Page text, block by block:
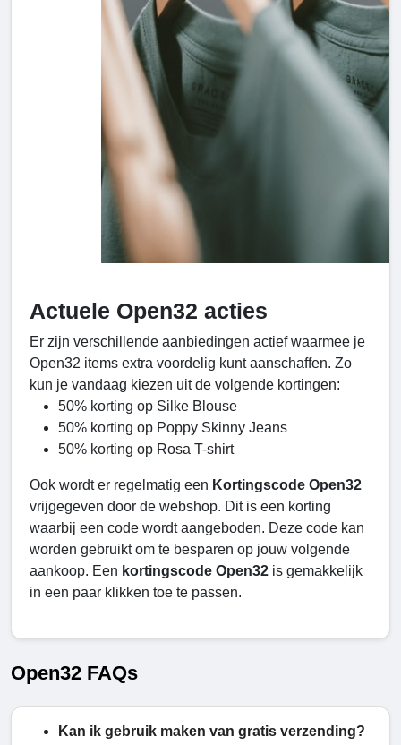
Actuele Open32 acties
Er zijn verschillende aanbiedingen actief waarmee je
Open32 items extra voordelig kunt aanschaffen. Zo
kun je vandaag kiezen uit de volgende kortingen:
50% korting op Silke Blouse
50% korting op Poppy Skinny Jeans
50% korting op Rosa T-shirt
Ook wordt er regelmatig een Kortingscode Open32
vrijgegeven door de webshop. Dit is een korting
waarbij een code wordt aangeboden. Deze code kan
worden gebruikt om te besparen op jouw volgende
aankoop. Een kortingscode Open32 is gemakkelijk
in een paar klikken toe te passen.
Open32 FAQs
Kan ik gebruik maken van gratis verzending?